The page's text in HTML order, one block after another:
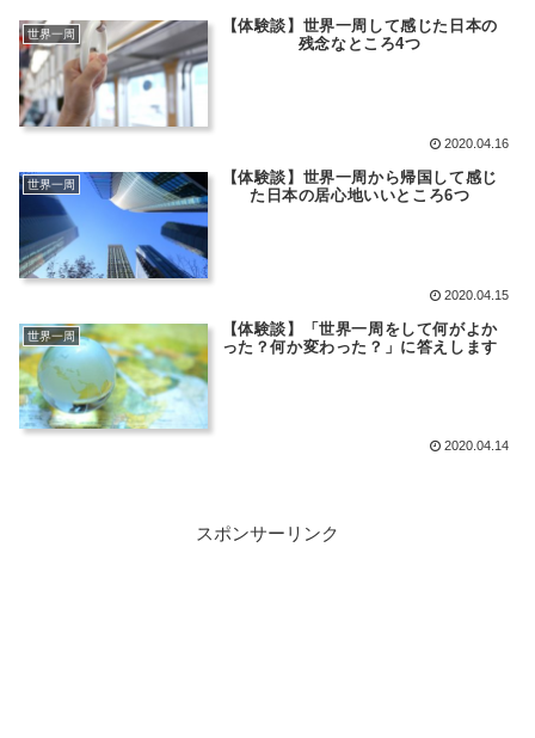
世界一周
【体験談】世界一周して感じた日本の
残念なところ4つ
2020.04.16
世界一周
【体験談】世界一周から帰国して感じ
た日本の居心地いいところ6つ
2020.04.15
世界一周
【体験談】「世界一周をして何がよか
った？何か変わった？」に答えします
2020.04.14
スポンサーリンク